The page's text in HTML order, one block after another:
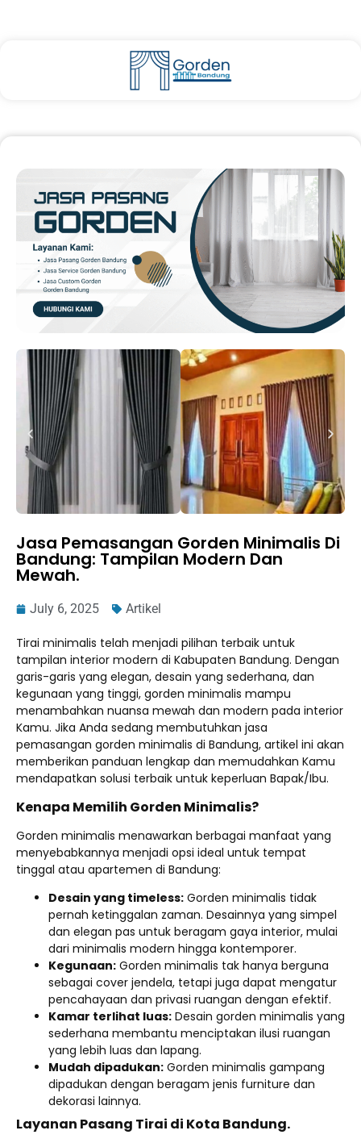
Jasa Pemasangan Gorden Minimalis Di
Bandung: Tampilan Modern Dan
Mewah.
July 6, 2025 Artikel
Tirai minimalis telah menjadi pilihan terbaik untuk
tampilan interior modern di Kabupaten Bandung. Dengan
garis-garis yang elegan, desain yang sederhana, dan
kegunaan yang tinggi, gorden minimalis mampu
menambahkan nuansa mewah dan modern pada interior
Kamu. Jika Anda sedang membutuhkan jasa
pemasangan gorden minimalis di Bandung, artikel ini akan
memberikan panduan lengkap dan memudahkan Kamu
mendapatkan solusi terbaik untuk keperluan Bapak/Ibu.
Kenapa Memilih Gorden Minimalis?
Gorden minimalis menawarkan berbagai manfaat yang
menyebabkannya menjadi opsi ideal untuk tempat
tinggal atau apartemen di Bandung:
Desain yang timeless: Gorden minimalis tidak
pernah ketinggalan zaman. Desainnya yang simpel
dan elegan pas untuk beragam gaya interior, mulai
dari minimalis modern hingga kontemporer.
Kegunaan: Gorden minimalis tak hanya berguna
sebagai cover jendela, tetapi juga dapat mengatur
pencahayaan dan privasi ruangan dengan efektif.
Kamar terlihat luas: Desain gorden minimalis yang
sederhana membantu menciptakan ilusi ruangan
yang lebih luas dan lapang.
Mudah dipadukan: Gorden minimalis gampang
dipadukan dengan beragam jenis furniture dan
dekorasi lainnya.
Layanan Pasang Tirai di Kota Bandung.